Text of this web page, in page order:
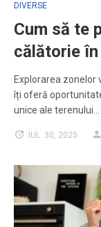
DIVERSE
Cum să te
călătorie
Explorarea zonelor
îți oferă
unice ale terenului…
IUL. 30, 2025